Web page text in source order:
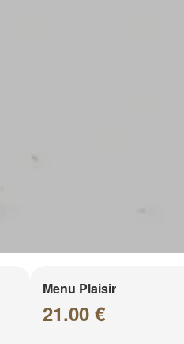
Menu Plaisir
21.00 €